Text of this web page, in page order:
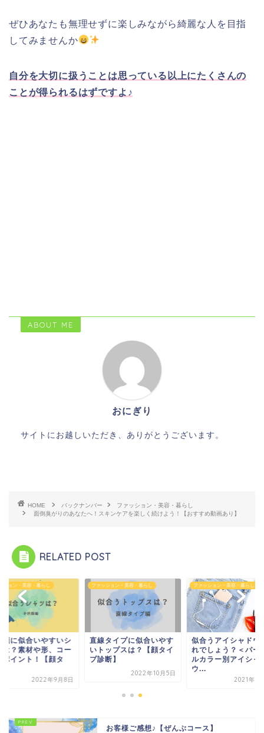
ぜひあなたも無理せずに楽しみながら綺麗な人を目指
してみませんか
自分を大切に扱うことは思っている以上にたくさんの
ことが得られるはずですよ♪
ABOUT ME
おにぎり
サイトにお越しいただき、ありがとうございます。
HOME バックナンバー
ファッション・美容・暮らし
面倒臭がりのあなたへ！スキンケアを楽しく続けよう！【おすすめ動画あり】
RELATED POST
ション・美容・暮らし
顔に似合いやすいシ
は？素材や形、コー
ポイント！【顔タ
2022年9月8日
ファッション・美容・暮らし
直線タイプに似合いやす
いトップスは？【顔タイ
プ診断】
2022年10月5日
ファッション・美容・暮らし
似合うアイシャドウ
れでしょう？＜パー
ルカラー別アイシャ
ウ...
2021年3
お客様ご感想♪【ぜんぶコース】